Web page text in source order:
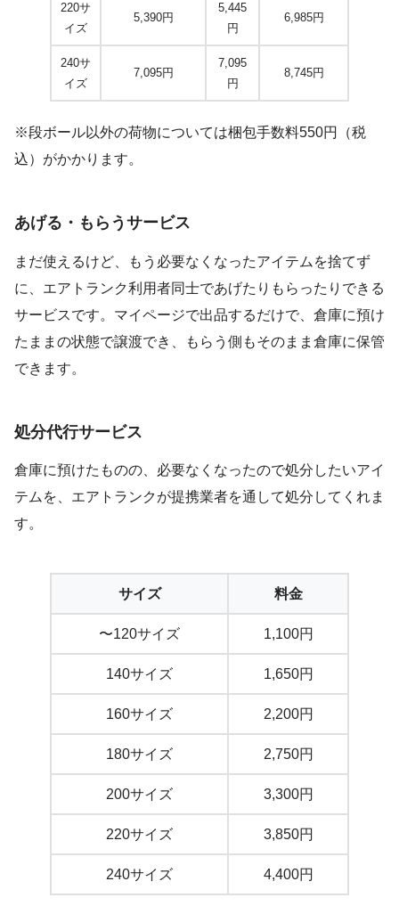
220サ
イズ
5,390円
5,445
円
6,985円
240サ
イズ
7,095円
7,095
円
8,745円
※段ボール以外の荷物については梱包手数料550円（税
込）がかかります。
あげる・もらうサービス
まだ使えるけど、もう必要なくなったアイテムを捨てず
に、エアトランク利用者同士であげたりもらったりできる
サービスです。マイページで出品するだけで、倉庫に預け
たままの状態で譲渡でき、もらう側もそのまま倉庫に保管
できます。
処分代行サービス
倉庫に預けたものの、必要なくなったので処分したいアイ
テムを、エアトランクが提携業者を通して処分してくれま
す。
サイズ 料金
〜120サイズ 1,100円
140サイズ 1,650円
160サイズ 2,200円
180サイズ 2,750円
200サイズ 3,300円
220サイズ 3,850円
240サイズ 4,400円